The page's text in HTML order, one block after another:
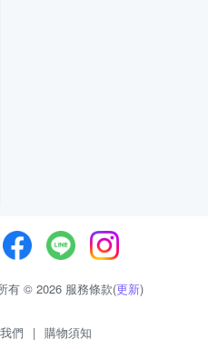
有 © 2026 服務條款(更新)
們 | 購物須知